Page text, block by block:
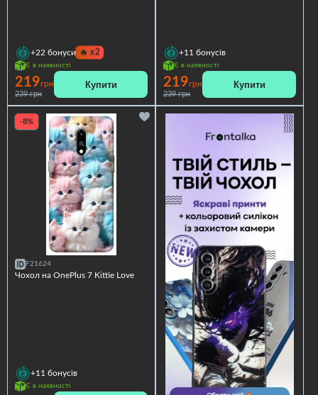
+22 бонуси 🔥x2
Є в наявності
219грн
239 грн
Купити
+11 бонусів
Є в наявності
219грн
239 грн
Купити
-8%
F21624
Чохол на OnePlus 7 Kittie Love
+11 бонусів
Є в наявності